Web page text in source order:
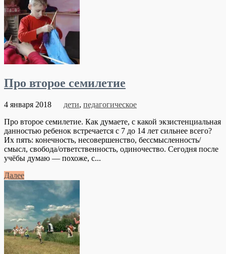
Про второе семилетие
4 января 2018 дети, педагогическое
Про второе семилетие. Как думаете, с какой экзистенциальная
данностью ребенок встречается с 7 до 14 лет сильнее всего?
Их пять: конечность, несовершенство, бессмысленность/
смысл, свобода/ответственность, одиночество. Сегодня после
учёбы думаю — похоже, с...
Далее